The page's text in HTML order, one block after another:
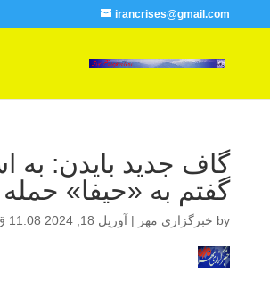
irancrises@gmail.com
گاف جدید بایدن: به
گفتم به «حیفا» حمله
by خبرگزاری مهر | آوریل 18, 2024 11:08 ق.ظ